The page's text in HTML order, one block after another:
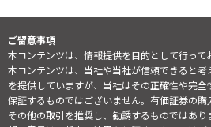
ご留意事項
本コンテンツは、情報提供を目的として行って
本コンテンツは、当社や当社が信頼できると
を提供していますが、当社はその正確性や完
保証するものではございません。有価証券の購
その他の取引を推奨し、勧誘するものではあ